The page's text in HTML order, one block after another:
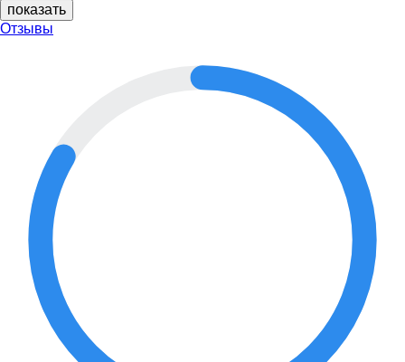
показать
Отзывы